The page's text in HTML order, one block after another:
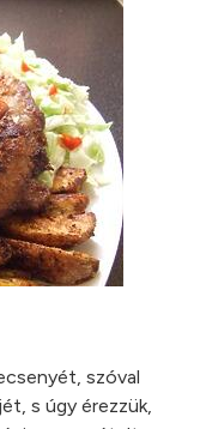
szóval
s úgy érezzük,